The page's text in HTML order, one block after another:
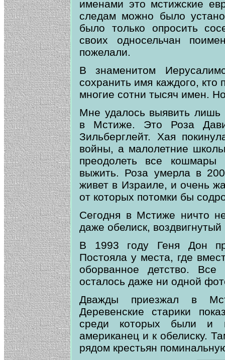
именами это мстижские
следам можно было
было только опросить
своих односельчан
пожелали.
В знаменитом
сохранить имя каждого,
многие сотни тысяч имен.
Мне удалось выявить лишь
в Мстиже. Это Роза
Зильберглейт. Хая
войны, а малолетние
преодолеть все кошмары
выжить. Роза умерла в
живет в Израиле, и очень
от которых потомки бы
Сегодня в Мстиже ничто
даже обелиск,
В 1993 году Геня Дон
Постояла у места, где
оборванное детство.
осталось даже ни одной
Дважды приезжал в
Деревенские старики
среди которых были и
американец и к обелиску.
рядом крестьян